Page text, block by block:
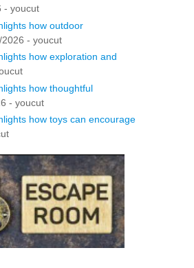
- youcut
how outdoor
- youcut
how exploration and
how thoughtful
- youcut
how toys can encourage